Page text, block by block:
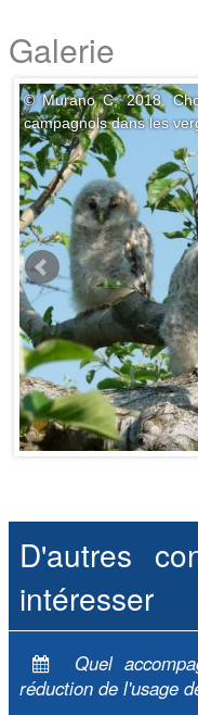
Galerie
© Murano C, 2018.
campagnols dans les
D'autres
intéresser
Quel
réduction de l'usage